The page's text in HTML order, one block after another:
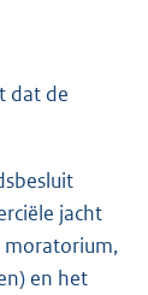
dat de
jacht
moratorium,
en het